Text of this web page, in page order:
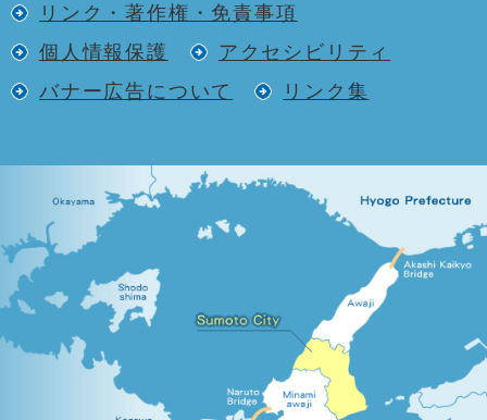
リンク・著作権・免責事項
個人情報保護
アクセシビリティ
バナー広告について
リンク集